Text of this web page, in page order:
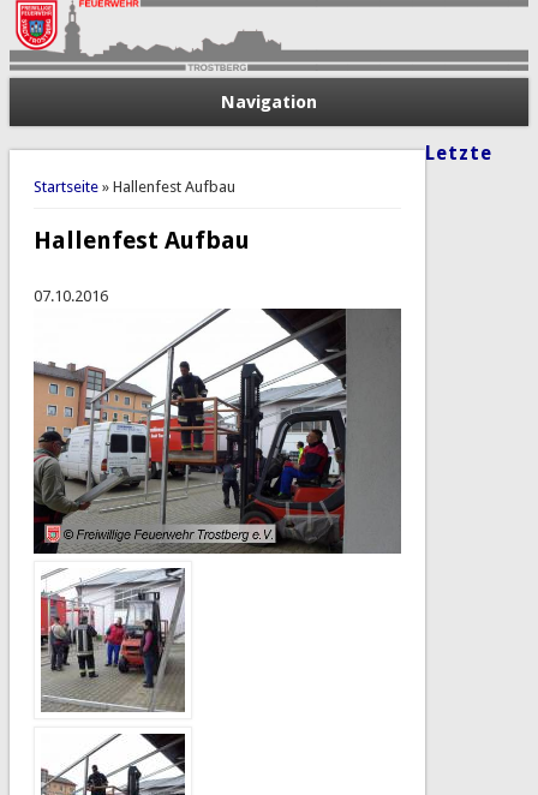
Navigation
Sie sind hier
Startseite» Hallenfest Aufbau
Hallenfest Aufbau
07.10.2016
Letzte